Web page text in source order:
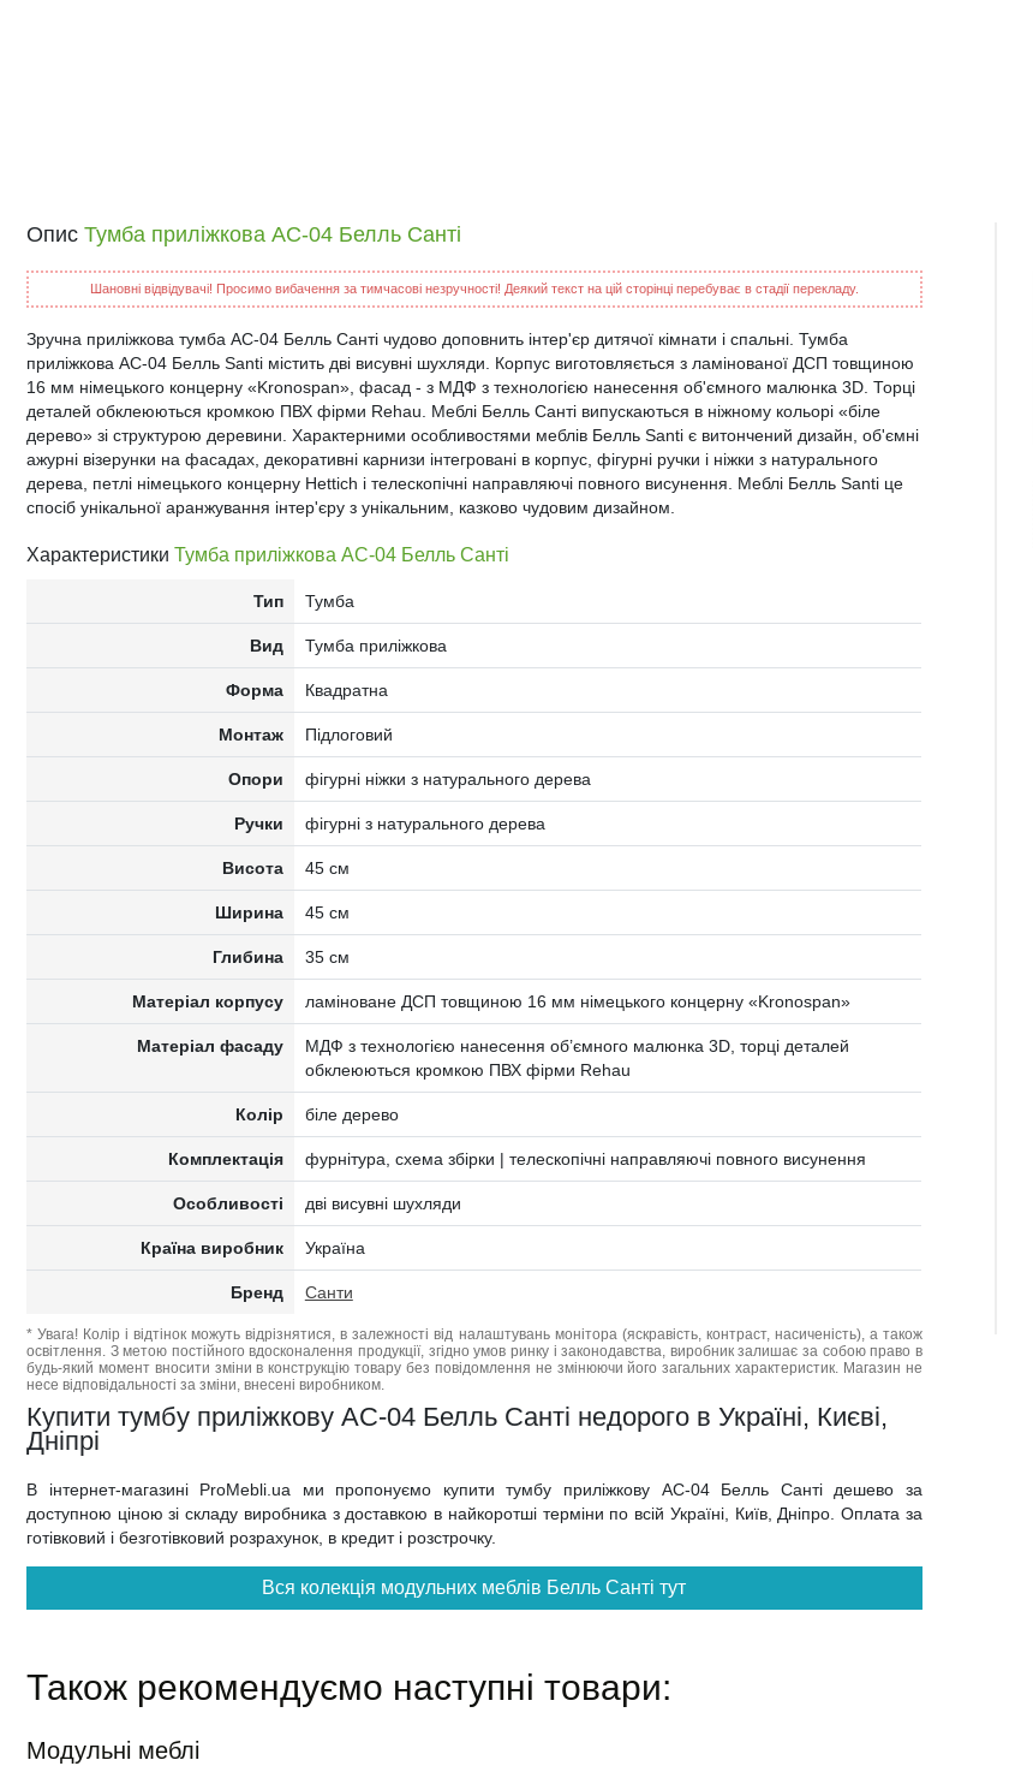
Опис Тумба приліжкова АС-04 Белль Санті
Шановні відвідувачі! Просимо вибачення за тимчасові незручності! Деякий текст на цій сторінці перебуває в стадії перекладу.
Зручна приліжкова тумба АС-04 Белль Санті чудово доповнить інтер'єр дитячої кімнати і спальні. Тумба
приліжкова АС-04 Белль Santi містить дві висувні шухляди. Корпус виготовляється з ламінованої ДСП товщиною
16 мм німецького концерну «Kronospan», фасад - з МДФ з технологією нанесення об'ємного малюнка 3D. Торці
деталей обклеюються кромкою ПВХ фірми Rehau. Меблі Белль Санті випускаються в ніжному кольорі «біле
дерево» зі структурою деревини. Характерними особливостями меблів Белль Santi є витончений дизайн, об'ємні
ажурні візерунки на фасадах, декоративні карнизи інтегровані в корпус, фігурні ручки і ніжки з натурального
дерева, петлі німецького концерну Hettich і телескопічні направляючі повного висунення. Меблі Белль Santi це
спосіб унікальної аранжування інтер'єру з унікальним, казково чудовим дизайном.
Характеристики Тумба приліжкова АС-04 Белль Санті
Тип Тумба
Вид Тумба приліжкова
Форма Квадратна
Монтаж Підлоговий
Опори фігурні ніжки з натурального дерева
Ручки фігурні з натурального дерева
Висота 45 см
Ширина 45 см
Глибина 35 см
Матеріал корпусу ламіноване ДСП товщиною 16 мм німецького концерну «Kronospan»
Матеріал фасаду
МДФ з технологією нанесення об’ємного малюнка 3D, торці деталей
обклеюються кромкою ПВХ фірми Rehau
Колір біле дерево
Комплектація фурнітура, схема збірки | телескопічні направляючі повного висунення
Особливості дві висувні шухляди
Країна виробник Україна
Бренд Санти
* Увага! Колір і відтінок можуть відрізнятися, в залежності від налаштувань монітора (яскравість, контраст, насиченість), а також
освітлення. З метою постійного вдосконалення продукції, згідно умов ринку і законодавства, виробник залишає за собою право в
будь-який момент вносити зміни в конструкцію товару без повідомлення не змінюючи його загальних характеристик. Магазин не
несе відповідальності за зміни, внесені виробником.
Купити тумбу приліжкову АС-04 Белль Санті недорого в Україні, Києві,
Дніпрі
В інтернет-магазині ProMebli.ua ми пропонуємо купити тумбу приліжкову АС-04 Белль Санті дешево за
доступною ціною зі складу виробника з доставкою в найкоротші терміни по всій Україні, Київ, Дніпро. Оплата за
готівковий і безготівковий розрахунок, в кредит і розстрочку.
Вся колекція модульних меблів Белль Санті тут
Також рекомендуємо наступні товари:
Модульні меблі